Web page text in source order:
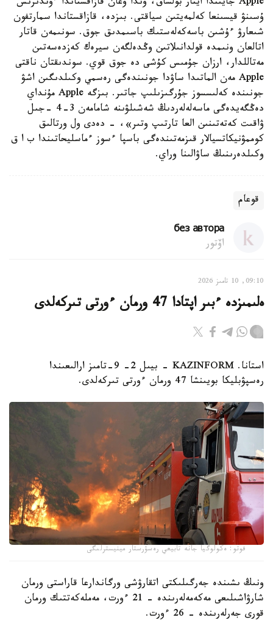
ۇسىنۋ قيسىنعا كەلمەيتىن سياقتى. بىزدە، قازاقستاندا سمارتفون
شىعارۋ ءۇشىن باسەكەلەستىك باسىمدىق جوق. سونىمەن قاتار
اتالعان ونىمدە قولدانىلاتىن وڭدەلگەن سيرەك كەزدەسەتىن
مەتاللدار، ارزان جۇمىس كۇشى دە جوق قوي. سوندىقتان ناقتى
Apple مەن الماتىدا ساۋدا جونىندەگى رەسمي وكىلدىگىن اشۋ
جونىندە كەلىسسوز جۇرگىزىلىپ جاتىر. بىزگە Apple مۇنداي
دەڭگەيدەگى ماسەلەلەردىڭ شەشىلۋىنە شامامەن 3-4 -جىل
ۋاقىت كەتەتىنىن العا تارتىپ وتىر»، - دەدى ول ورتالىق
كوممۋنيكاتسيالار قىزمەتىندەگى باسپا ءسوز ءماسليحاتىندا ب ا ق
وكىلدەرىنىڭ ساۋالىنا وراي.
قوعام
без автора
اۆتور
09:10, 10 تامىز 2026
ەلىمىزدە ءبىر اپتادا 47 ورمان ءورتى تىركەلدى
استانا. KAZINFORM - بيىل 2- 9-تامىز ارالىعىندا
رەسپۋبليكا بويىنشا 47 ورمان ءورتى تىركەلدى.
فوتو: ەكولوگيا جانە تابيعي رەسۋرستار مينيسترلىگى
ونىڭ ىشىندە جەرگىلىكتى اتقارۋشى ورگاندارعا قاراستى ورمان
شارۋاشىلىعى مەكەمەلەرىندە - 21 ءورت، مەملەكەتتىك ورمان
قورى جەرلەرىندە - 26 ءورت.